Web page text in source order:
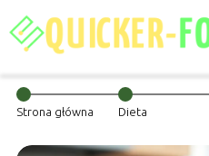
Strona główna Dieta